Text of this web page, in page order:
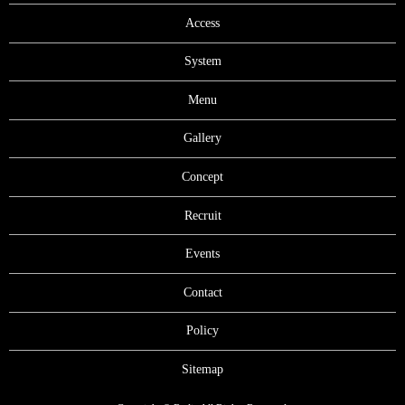
Access
System
Menu
Gallery
Concept
Recruit
Events
Contact
Policy
Sitemap